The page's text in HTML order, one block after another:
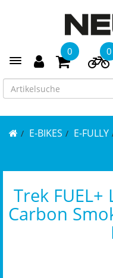
Toggle navigation
0 0
E-BIKES E-FULLY
Trek FUEL+
Carbon